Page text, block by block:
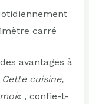
carré
avantages à
Cette cuisine,
« , confie-t-